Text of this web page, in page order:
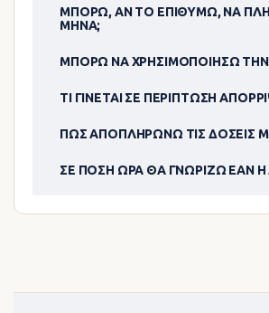
ΜΠΟΡΏ, ΑΝ ΤΟ ΕΠΙΘΥΜΏ, ΝΑ
ΜΉΝΑ;
ΜΠΟΡΏ ΝΑ ΧΡΗΣΙΜΟΠΟΊΗΣΩ ΤΗΝ
ΤΙ ΓΊΝΕΤΑΙ ΣΕ ΠΕΡΊΠΤΩΣΗ
ΠΏΣ ΑΠΟΠΛΗΡΏΝΩ ΤΙΣ ΔΌΣΕΙΣ
ΣΕ ΠΌΣΗ ΏΡΑ ΘΑ ΓΝΩΡΊΖΩ ΕΆΝ Η